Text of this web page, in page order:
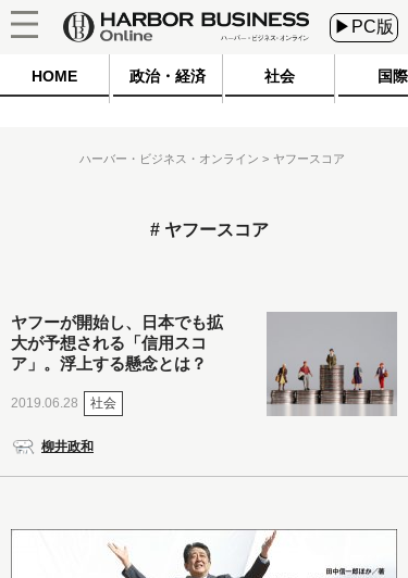
▶PC版
HOME 政治・経済 社会 国際
ハーバー・ビジネス・オンライン ヤフースコア
ヤフースコア
ヤフーが開始し、日本でも拡
大が予想される「信用スコ
ア」。浮上する懸念とは？
2019.06.28 社会
柳井政和